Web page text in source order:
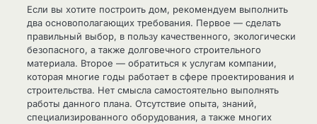
Если вы хотите построить дом, рекомендуем выполнить
два основополагающих требования. Первое — сделать
правильный выбор, в пользу качественного, экологически
безопасного, а также долговечного строительного
материала. Второе — обратиться к услугам компании,
которая многие годы работает в сфере проектирования и
строительства. Нет смысла самостоятельно выполнять
работы данного плана. Отсутствие опыта, знаний,
специализированного оборудования, а также многих